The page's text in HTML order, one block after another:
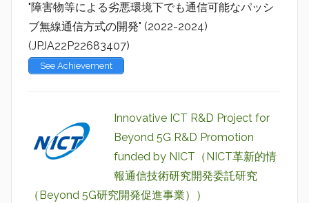
"障害物等による劣悪環境下でも通信可能なパッシ
ブ無線通信方式の開発" (2022-2024)
(JPJA22P22683407)
See Achievement
Innovative ICT R&D Project for
Beyond 5G R&D Promotion
funded by NICT（NICT革新的情
報通信技術研究開発委託研究
（Beyond 5G研究開発促進事業））